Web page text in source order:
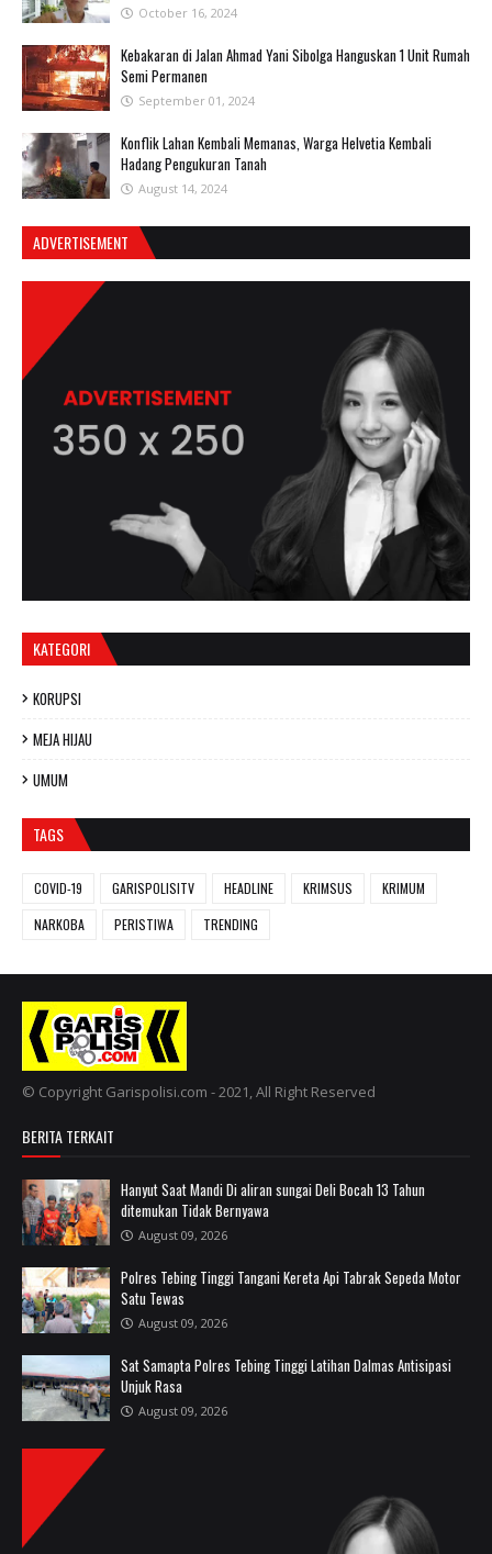
October 16, 2024
Kebakaran di Jalan Ahmad Yani Sibolga Hanguskan 1 Unit Rumah
Semi Permanen
September 01, 2024
Konflik Lahan Kembali Memanas, Warga Helvetia Kembali
Hadang Pengukuran Tanah
August 14, 2024
ADVERTISEMENT
KATEGORI
KORUPSI
MEJA HIJAU
UMUM
TAGS
COVID-19 GARISPOLISITV HEADLINE KRIMSUS
KRIMUM
NARKOBA
PERISTIWA TRENDING
© Copyright Garispolisi.com - 2021, All Right Reserved
BERITA TERKAIT
Hanyut Saat Mandi Di aliran sungai Deli Bocah 13 Tahun
ditemukan Tidak Bernyawa
August 09, 2026
Polres Tebing Tinggi Tangani Kereta Api Tabrak Sepeda Motor
Satu Tewas
August 09, 2026
Sat Samapta Polres Tebing Tinggi Latihan Dalmas Antisipasi
Unjuk Rasa
August 09, 2026